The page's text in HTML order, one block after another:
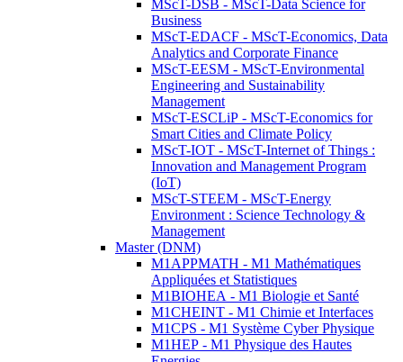
MScT-DSB - MScT-Data Science for
Business
MScT-EDACF - MScT-Economics, Data
Analytics and Corporate Finance
MScT-EESM - MScT-Environmental
Engineering and Sustainability
Management
MScT-ESCLiP - MScT-Economics for
Smart Cities and Climate Policy
MScT-IOT - MScT-Internet of Things :
Innovation and Management Program
(IoT)
MScT-STEEM - MScT-Energy
Environment : Science Technology &
Management
Master (DNM)
M1APPMATH - M1 Mathématiques
Appliquées et Statistiques
M1BIOHEA - M1 Biologie et Santé
M1CHEINT - M1 Chimie et Interfaces
M1CPS - M1 Système Cyber Physique
M1HEP - M1 Physique des Hautes